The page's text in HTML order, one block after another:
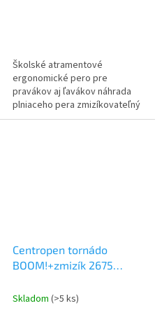
Školské atramentové
ergonomické pero pre
pravákov aj ľavákov náhrada
plniaceho pera zmizíkovateľný
atrament obsah atramentu
Centropen tornádo
BOOM!+zmizík 2675
Skladom (>5 ks)